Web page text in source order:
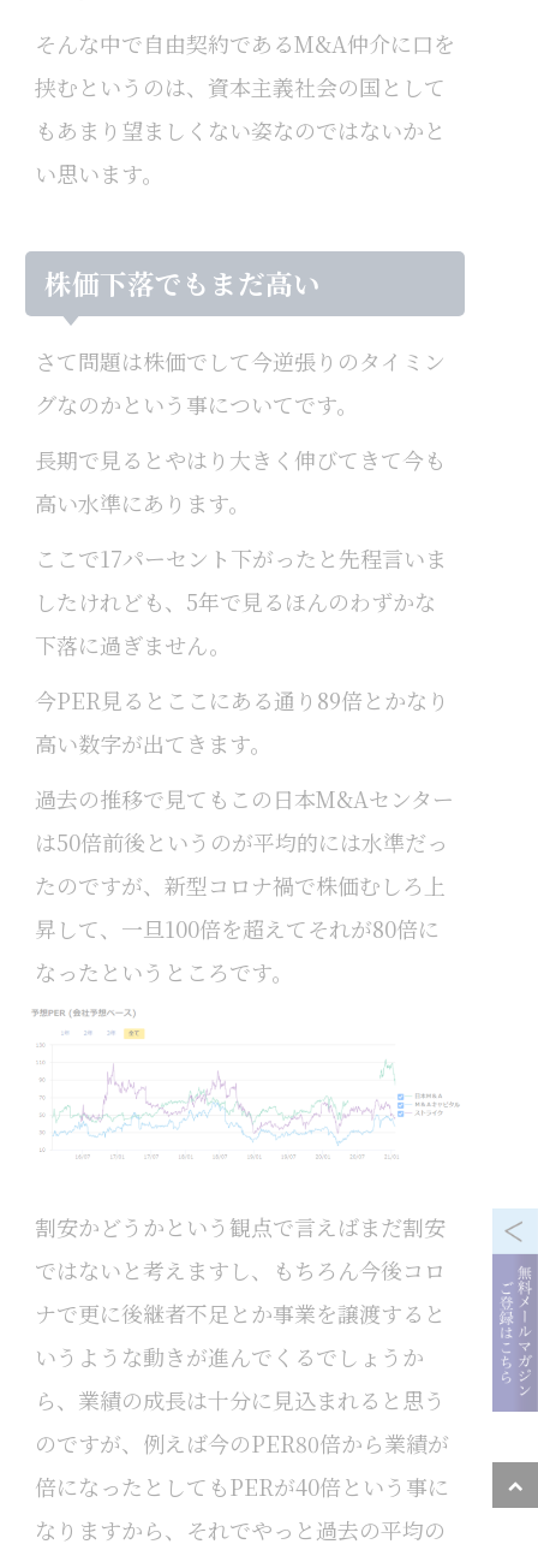
そんな中で自由契約であるM&A仲介に口を
挟むというのは、資本主義社会の国として
もあまり望ましくない姿なのではないかと
い思います。
株価下落でもまだ高い
さて問題は株価でして今逆張りのタイミン
グなのかという事についてです。
長期で見るとやはり大きく伸びてきて今も
高い水準にあります。
ここで17パーセント下がったと先程言いま
したけれども、5年で見るほんのわずかな
下落に過ぎません。
今PER見るとここにある通り89倍とかなり
高い数字が出てきます。
過去の推移で見てもこの日本M&Aセンター
は50倍前後というのが平均的には水準だっ
たのですが、新型コロナ禍で株価むしろ上
昇して、一旦100倍を超えてそれが80倍に
なったというところです。
割安かどうかという観点で言えばまだ割安
ではないと考えますし、もちろん今後コロ
ナで更に後継者不足とか事業を譲渡すると
いうような動きが進んでくるでしょうか
ら、業績の成長は十分に見込まれると思う
のですが、例えば今のPER80倍から業績が
倍になったとしてもPERが40倍という事に
なりますから、それでやっと過去の平均の